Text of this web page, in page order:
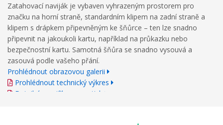
Zatahovací naviják je vybaven vyhrazeným prostorem pro
značku na horní straně, standardním klipem na zadní straně a
klipem s drápkem připevněným ke šňůrce – ten lze snadno
připevnit na jakoukoli kartu, například na průkazku nebo
bezpečnostní kartu. Samotná šňůra se snadno vysouvá a
zasouvá podle vašeho přání.
Prohlédnout obrazovou galerii
Prohlédnout technický výkres
Detailní specifikace pro tisk